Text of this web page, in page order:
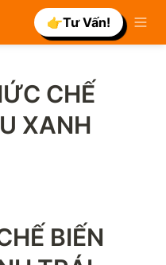
👉Tư Vấn!
CHẾ
XANH
BIẾN